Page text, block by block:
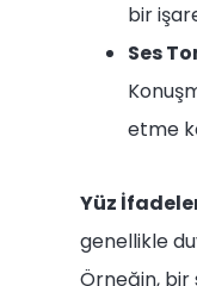
bir
Ses
etme
Yüz
genellikle
Örneğin, bir